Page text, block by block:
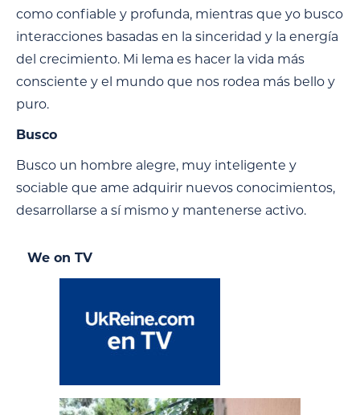
como confiable y profunda, mientras que yo busco
interacciones basadas en la sinceridad y la energía
del crecimiento. Mi lema es hacer la vida más
consciente y el mundo que nos rodea más bello y
puro.
Busco
Busco un hombre alegre, muy inteligente y
sociable que ame adquirir nuevos conocimientos,
desarrollarse a sí mismo y mantenerse activo.
We on TV